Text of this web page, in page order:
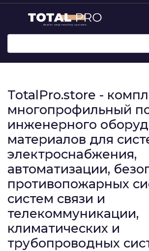
TotalPro.store -
многопрофильный
инженерного
материалов для
электроснабжения,
автоматизации,
противопожарных
систем связи и
телекоммуникации,
климатических и
трубопроводных